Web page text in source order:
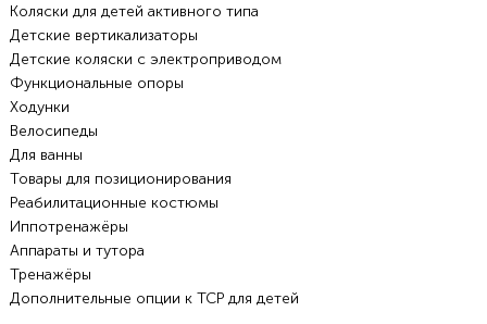
Коляски для детей активного типа
Детские вертикализаторы
Детские коляски с электроприводом
Функциональные опоры
Ходунки
Велосипеды
Для ванны
Товары для позиционирования
Реабилитационные костюмы
Иппотренажёры
Аппараты и тутора
Тренажёры
Дополнительные опции к ТСР для детей